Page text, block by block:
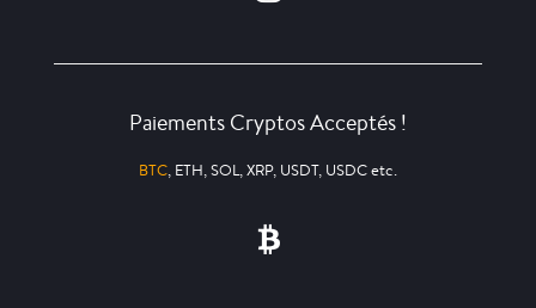
Paiements Cryptos Acceptés !
BTC, ETH, SOL, XRP, USDT, USDC etc.